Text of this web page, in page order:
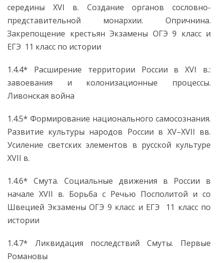
середины XVI в. Создание органов сословно-
представительной монархии. Опричнина.
Закрепощение крестьян Экзамены ОГЭ 9 класс и
ЕГЭ 11 класс по истории
1.4.4* Расширение территории России в XVI в.:
завоевания и колонизационные процессы.
Ливонская война
1.4.5* Формирование национального самосознания.
Развитие культуры народов России в XV–XVII вв.
Усиление светских элементов в русской культуре
XVII в.
1.4.6* Смута. Социальные движения в России в
начале XVII в. Борьба с Речью Посполитой и со
Швецией Экзамены ОГЭ 9 класс и ЕГЭ 11 класс по
истории
1.4.7* Ликвидация последствий Смуты. Первые
Романовы